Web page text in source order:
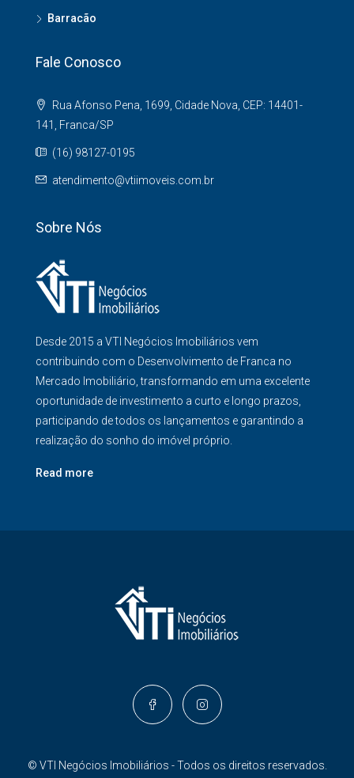
Barracão
Fale Conosco
Rua Afonso Pena, 1699, Cidade Nova, CEP: 14401-
141, Franca/SP
(16) 98127-0195
atendimento@vtiimoveis.com.br
Sobre Nós
Desde 2015 a VTI Negócios Imobiliários vem
contribuindo com o Desenvolvimento de Franca no
Mercado Imobiliário, transformando em uma excelente
oportunidade de investimento a curto e longo prazos,
participando de todos os lançamentos e garantindo a
realização do sonho do imóvel próprio.
Read more
© VTI Negócios Imobiliários - Todos os direitos reservados.